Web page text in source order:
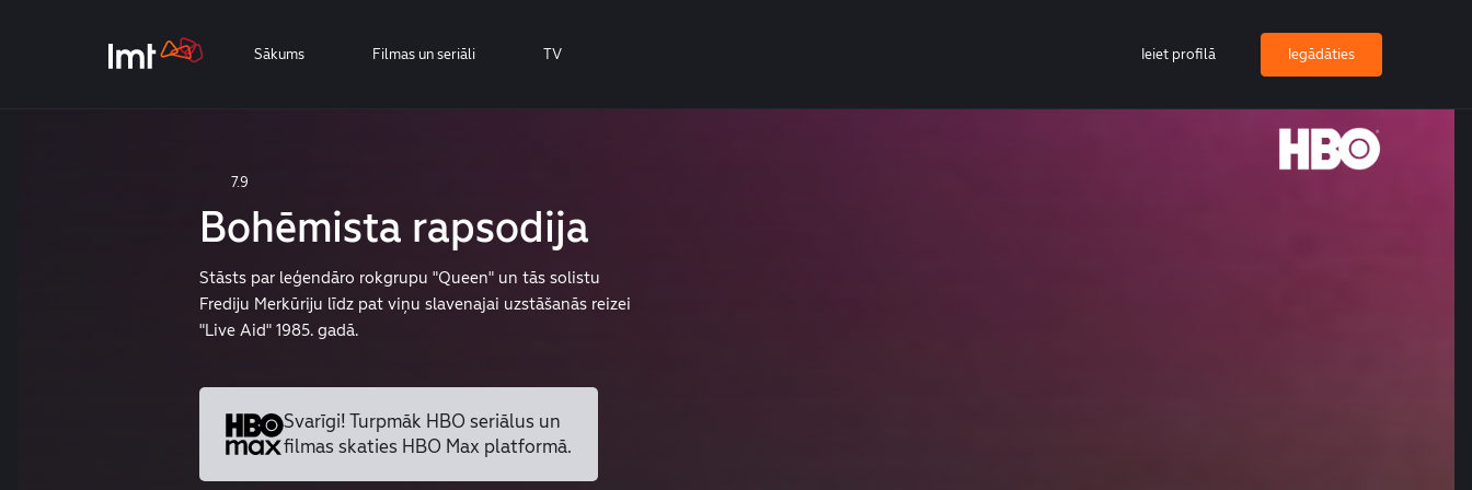
Sākums Filmas un seriāli TV Ieiet profilā Iegādāties
7.9
Bohēmista rapsodija
Stāsts par leģendāro rokgrupu "Queen" un tās solistu
Frediju Merkūriju līdz pat viņu slavenajai uzstāšanās reizei
"Live Aid" 1985. gadā.
Svarīgi! Turpmāk HBO seriālus un
filmas skaties HBO Max platformā.